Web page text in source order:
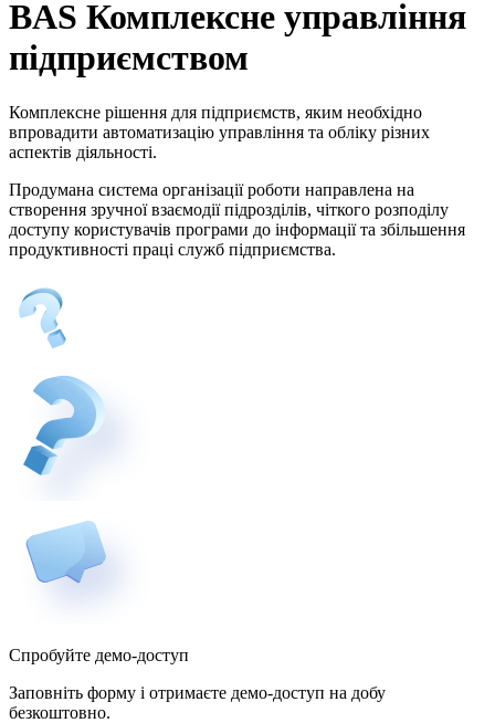
BAS Комплексне управління
підприємством
Комплексне рішення для підприємств, яким необхідно
впровадити автоматизацію управління та обліку різних
аспектів діяльності.
Продумана система організації роботи направлена на
створення зручної взаємодії підрозділів, чіткого розподілу
доступу користувачів програми до інформації та збільшення
продуктивності праці служб підприємства.
Спробуйте демо-доступ
Заповніть форму і отримаєте демо-доступ на добу
безкоштовно.